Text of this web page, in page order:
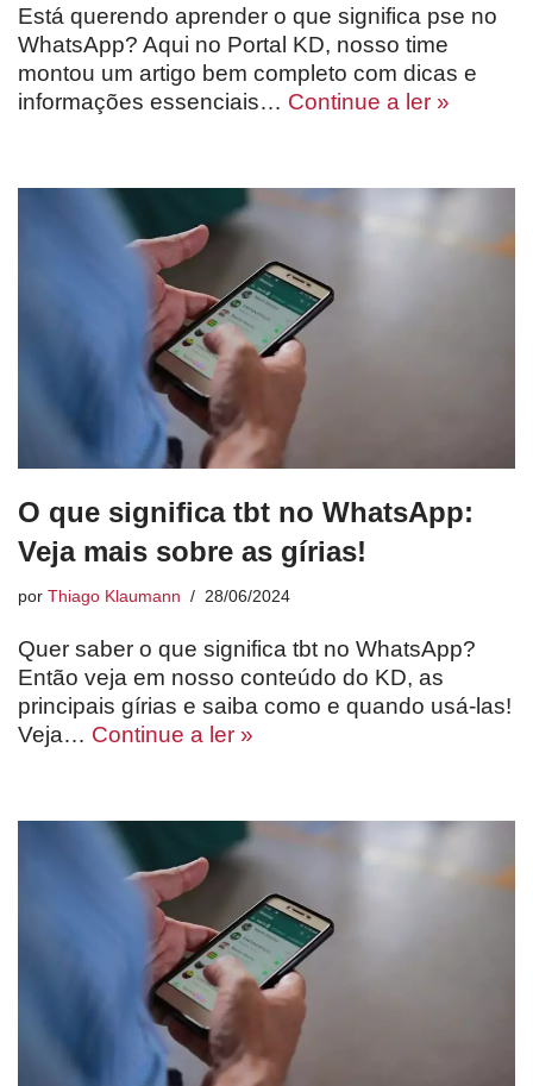
Está querendo aprender o que significa pse no
WhatsApp? Aqui no Portal KD, nosso time
montou um artigo bem completo com dicas e
informações essenciais… Continue a ler »
O que significa tbt no WhatsApp:
Veja mais sobre as gírias!
por Thiago Klaumann 28/06/2024
Quer saber o que significa tbt no WhatsApp?
Então veja em nosso conteúdo do KD, as
principais gírias e saiba como e quando usá-las!
Veja… Continue a ler »